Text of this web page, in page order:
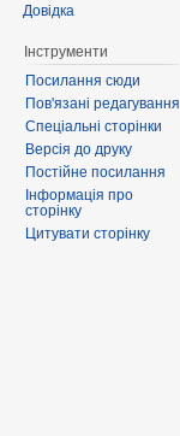
Довідка
Інструменти
Посилання сюди
Пов'язані редагування
Спеціальні сторінки
Версія до друку
Постійне посилання
Інформація про
сторінку
Цитувати сторінку